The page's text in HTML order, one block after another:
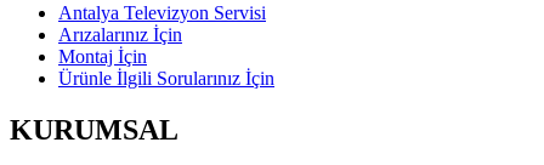
Antalya Televizyon Servisi
Arızalarınız İçin
Montaj İçin
Ürünle İlgili Sorularınız İçin
KURUMSAL